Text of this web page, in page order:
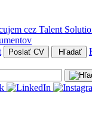
cez Talent
Poslať CV Hľadať